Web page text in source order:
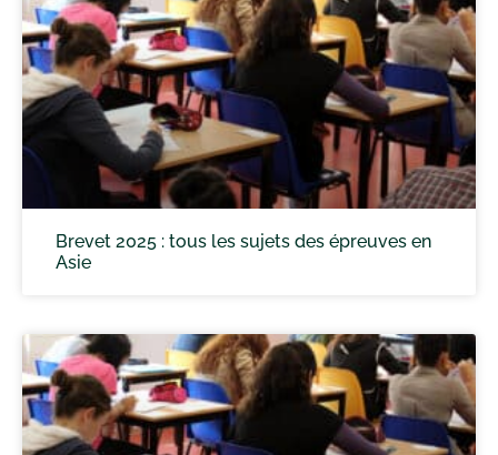
Brevet 2025 : tous les sujets des épreuves en
Asie